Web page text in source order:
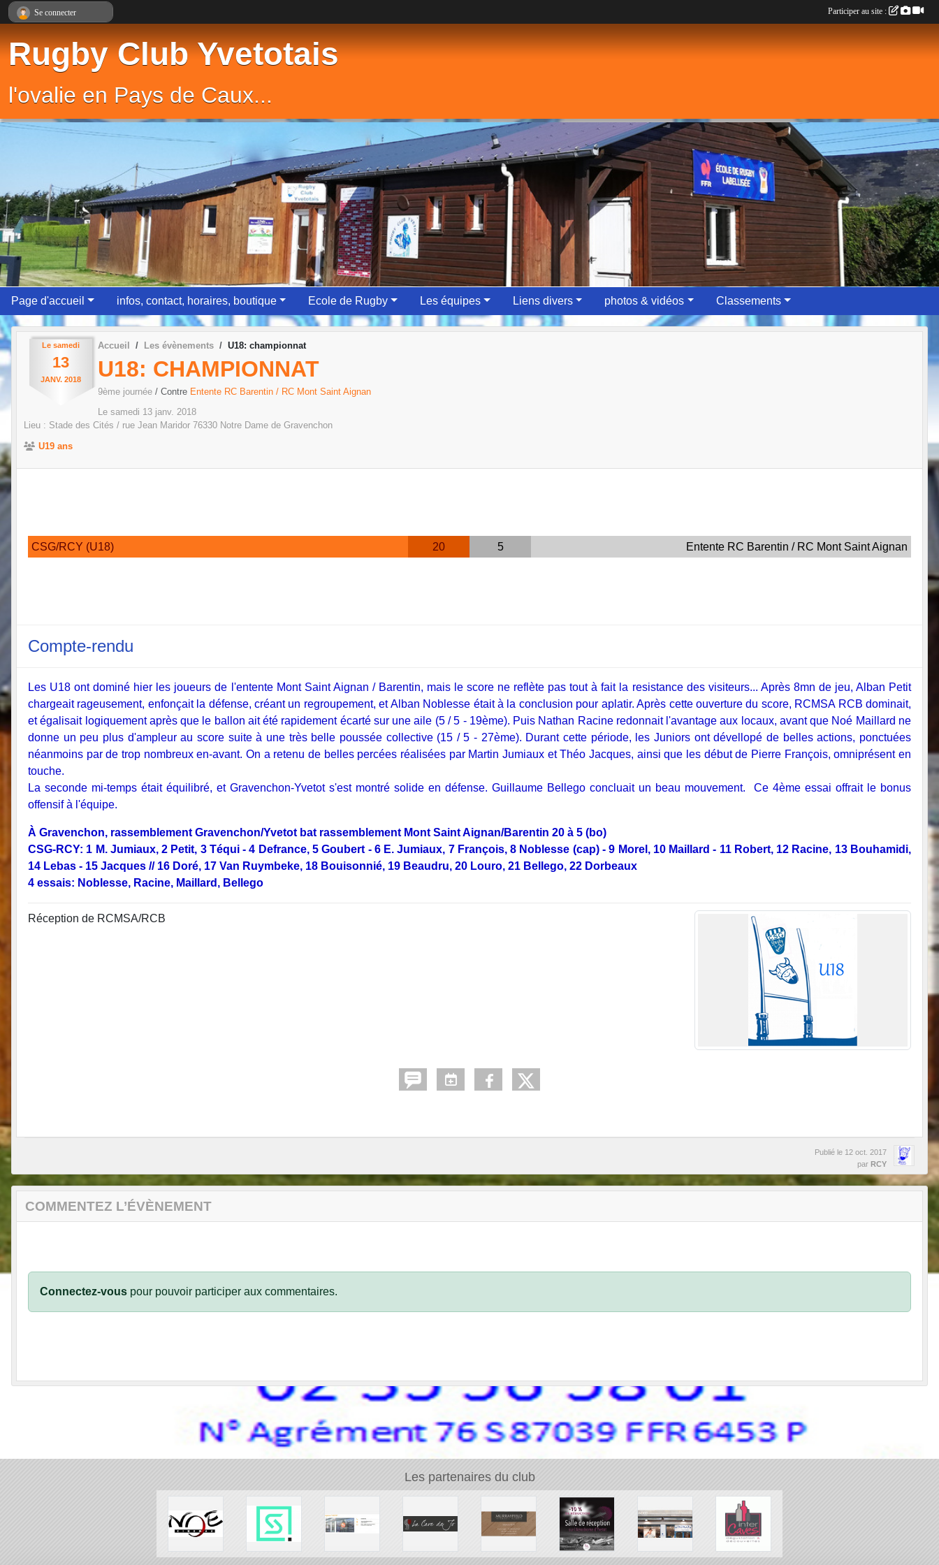
Rugby Club Yvetotais
l'ovalie en Pays de Caux...
Page d'accueil infos, contact, horaires, boutique Ecole de Rugby Les équipes Liens divers photos & vidéos Classements
Le samedi
13
JANV. 2018
Accueil Les évènements U18: championnat
U18: CHAMPIONNAT
9ème journée / Contre Entente RC Barentin / RC Mont Saint Aignan
Le samedi 13 janv. 2018
Lieu : Stade des Cités / rue Jean Maridor 76330 Notre Dame de Gravenchon
U19 ans
CSG/RCY (U18) 20 5 Entente RC Barentin / RC Mont Saint Aignan
Compte-rendu
Les U18 ont dominé hier les joueurs de l'entente Mont Saint Aignan / Barentin, mais le score ne reflète pas tout à fait la resistance des visiteurs... Après 8mn de jeu, Alban Petit
chargeait rageusement, enfonçait la défense, créant un regroupement, et Alban Noblesse était à la conclusion pour aplatir. Après cette ouverture du score, RCMSA RCB dominait,
et égalisait logiquement après que le ballon ait été rapidement écarté sur une aile (5 / 5 - 19ème). Puis Nathan Racine redonnait l'avantage aux locaux, avant que Noé Maillard ne
donne un peu plus d'ampleur au score suite à une très belle poussée collective (15 / 5 - 27ème). Durant cette période, les Juniors ont dévellopé de belles actions, ponctuées
néanmoins par de trop nombreux en-avant. On a retenu de belles percées réalisées par Martin Jumiaux et Théo Jacques, ainsi que les début de Pierre François, omniprésent en
touche.
La seconde mi-temps était équilibré, et Gravenchon-Yvetot s'est montré solide en défense. Guillaume Bellego concluait un beau mouvement. Ce 4ème essai offrait le bonus
offensif à l'équipe.
À Gravenchon, rassemblement Gravenchon/Yvetot bat rassemblement Mont Saint Aignan/Barentin 20 à 5 (bo)
CSG-RCY: 1 M. Jumiaux, 2 Petit, 3 Téqui - 4 Defrance, 5 Goubert - 6 E. Jumiaux, 7 François, 8 Noblesse (cap) - 9 Morel, 10 Maillard - 11 Robert, 12 Racine, 13 Bouhamidi,
14 Lebas - 15 Jacques // 16 Doré, 17 Van Ruymbeke, 18 Bouisonnié, 19 Beaudru, 20 Louro, 21 Bellego, 22 Dorbeaux
4 essais: Noblesse, Racine, Maillard, Bellego
Réception de RCMSA/RCB
Publié le 12 oct. 2017
par RCY
COMMENTEZ L’ÉVÈNEMENT
Connectez-vous pour pouvoir participer aux commentaires.
Les partenaires du club
Se connecter Participer au site :
Panneau de gestion des cookies